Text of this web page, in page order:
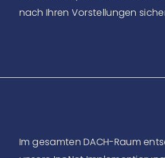
nach Ihren Vorstellungen
Im gesamten DACH-Raum